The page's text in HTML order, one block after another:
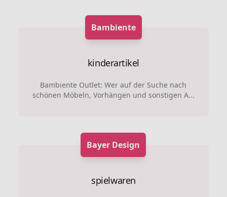
Bambiente
kinderartikel
Bambiente Outlet: Wer auf der Suche nach
schönen Möbeln, Vorhängen und sonstigen A...
Bayer Design
spielwaren